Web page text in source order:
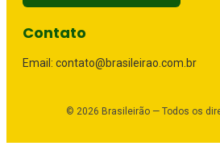
Contato
Email: contato@brasileirao.com.br
© 2026 Brasileirão — Todos os